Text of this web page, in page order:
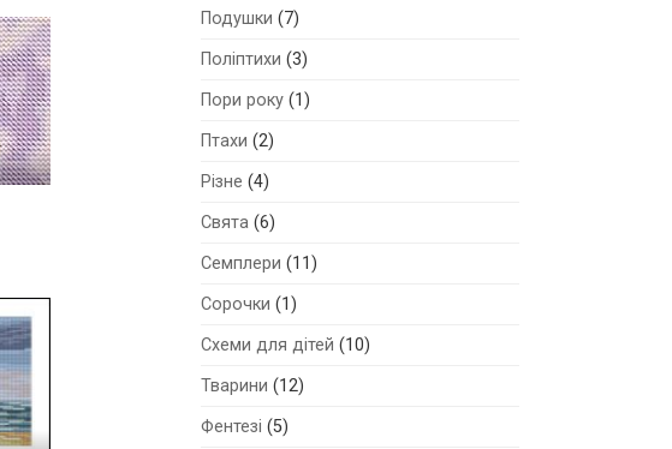
Подушки (7)
Поліптихи (3)
Пори року (1)
Птахи (2)
Різне (4)
Свята (6)
Семплери (11)
Сорочки (1)
Схеми для дітей (10)
Тварини (12)
Фентезі (5)